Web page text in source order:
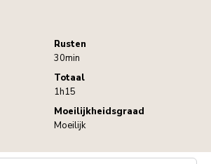
Rusten
30min
Totaal
1h15
Moeilijkheidsgraad
Moeilijk